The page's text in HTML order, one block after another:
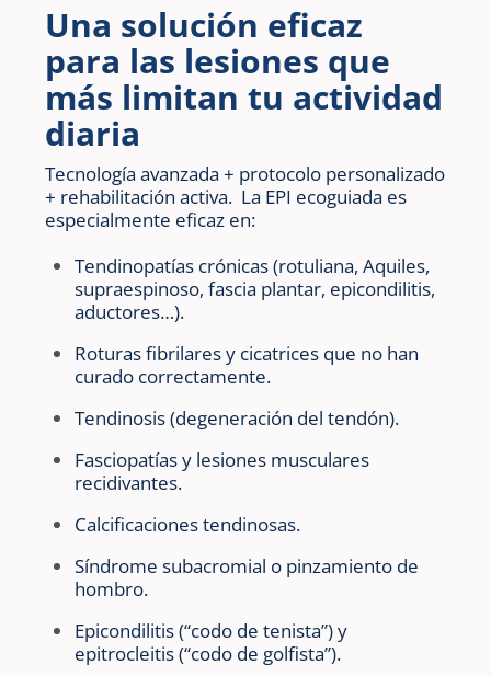
Una solución eficaz
para las lesiones que
más limitan tu actividad
diaria
Tecnología avanzada + protocolo personalizado
+ rehabilitación activa. La EPI ecoguiada es
especialmente eficaz en:
Tendinopatías crónicas (rotuliana, Aquiles,
supraespinoso, fascia plantar, epicondilitis,
aductores…).
Roturas fibrilares y cicatrices que no han
curado correctamente.
Tendinosis (degeneración del tendón).
Fasciopatías y lesiones musculares
recidivantes.
Calcificaciones tendinosas.
Síndrome subacromial o pinzamiento de
hombro.
Epicondilitis (“codo de tenista”) y
epitrocleitis (“codo de golfista”).